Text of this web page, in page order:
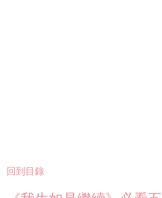
回到目錄